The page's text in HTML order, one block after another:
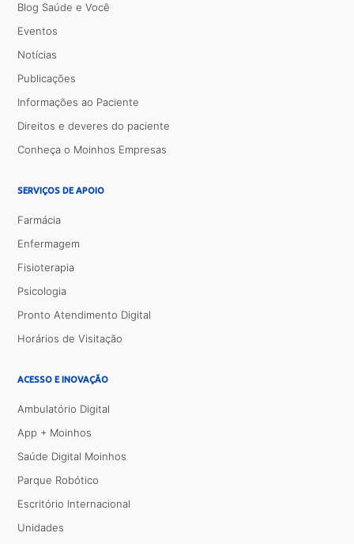
Blog Saúde e Você
Eventos
Notícias
Publicações
Informações ao Paciente
Direitos e deveres do paciente
Conheça o Moinhos Empresas
SERVIÇOS DE APOIO
Farmácia
Enfermagem
Fisioterapia
Psicologia
Pronto Atendimento Digital
Horários de Visitação
ACESSO E INOVAÇÃO
Ambulatório Digital
App + Moinhos
Saúde Digital Moinhos
Parque Robótico
Escritório Internacional
Unidades